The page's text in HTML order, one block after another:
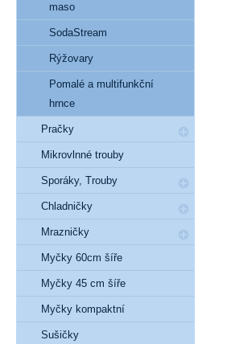
maso
SodaStream
Rýžovary
Pomalé a multifunkční
hrnce
Pračky
Mikrovlnné trouby
Sporáky, Trouby
Chladničky
Mrazničky
Myčky 60cm šíře
Myčky 45 cm šíře
Myčky kompaktní
Sušičky